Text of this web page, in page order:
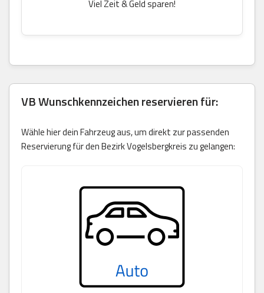
Viel Zeit & Geld sparen!
VB Wunschkennzeichen reservieren für:
Wähle hier dein Fahrzeug aus, um direkt zur passenden
Reservierung für den Bezirk Vogelsbergkreis zu gelangen: